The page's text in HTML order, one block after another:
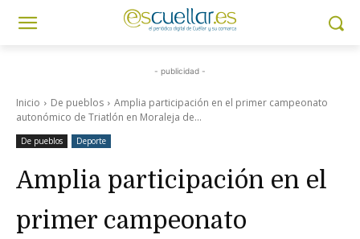
- publicidad -
Inicio De pueblos
Amplia participación en el primer campeonato
autonómico de Triatlón en Moraleja de...
De pueblos Deporte
Amplia participación en el
primer campeonato